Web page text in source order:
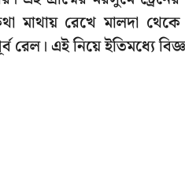
কথা মাথায় রেখে মালদা
এই নিয়ে ইতিমধ্যে